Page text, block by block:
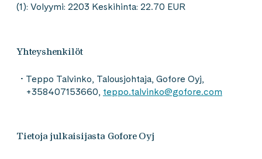
(1): Volyymi: 2203 Keskihinta: 22.70 EUR
Yhteyshenkilöt
Teppo Talvinko, Talousjohtaja, Gofore Oyj,
+358407153660, teppo.talvinko@gofore.com
Tietoja julkaisijasta Gofore Oyj